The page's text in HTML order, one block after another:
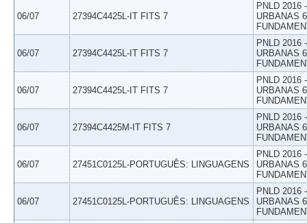
06/07 27394C4425L-IT FITS 7
PNLD 2016
URBANAS
06/07 27394C4425L-IT FITS 7
PNLD 2016
URBANAS
06/07 27394C4425L-IT FITS 7
PNLD 2016
URBANAS
06/07 27394C4425M-IT FITS 7
PNLD 2016
URBANAS
06/07 27451C0125L-PORTUGUÊS: LINGUAGENS
PNLD 2016
URBANAS
06/07 27451C0125L-PORTUGUÊS: LINGUAGENS
PNLD 2016
URBANAS